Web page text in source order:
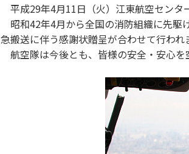
平成29年4月11日（火）江東航空センタ
昭和42年4月から全国の消防組織に先駆
急搬送に伴う感謝状贈呈が合わせて行われ
航空隊は今後とも、皆様の安全・安心を